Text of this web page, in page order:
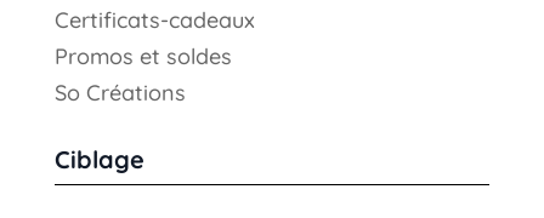
Certificats-cadeaux
Promos et soldes
So Créations
Ciblage